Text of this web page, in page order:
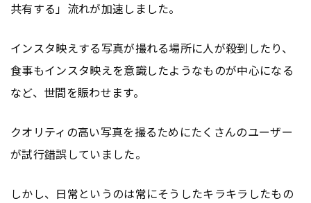
共有する」流れが加速しました。
インスタ映えする写真が撮れる場所に人が殺到したり、
食事もインスタ映えを意識したようなものが中心になる
など、世間を賑わせます。
クオリティの高い写真を撮るためにたくさんのユーザー
が試行錯誤していました。
しかし、日常というのは常にそうしたキラキラしたもの